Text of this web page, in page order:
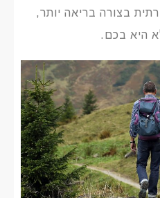
בצורה בריאה יותר,
היא בכם.